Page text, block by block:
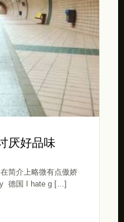
厌好品味
简介上略微有点傲娇
德国 I hate g […]